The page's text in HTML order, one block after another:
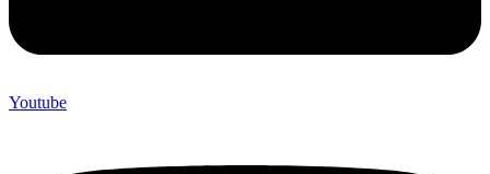
Youtube